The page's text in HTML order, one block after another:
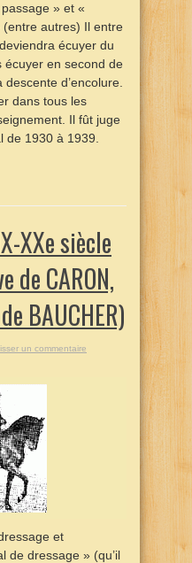
» et «
autres) Il entre
écuyer du
écuyer en second de
d’encolure.
dans tous les
Il fût juge
de 1930 à 1939.
XXe siècle
de CARON,
BAUCHER)
un commentaire
et
de dressage » (qu’il